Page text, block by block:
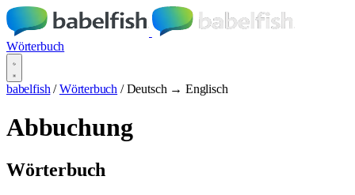
Wörterbuch
babelfish / Wörterbuch / Deutsch → Englisch
Abbuchung
Wörterbuch